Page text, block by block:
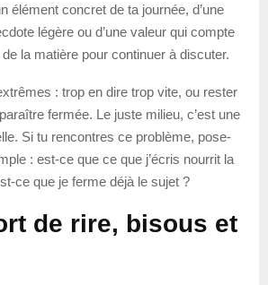
élément concret de ta journée, d’une
légère ou d’une valeur qui compte
la matière pour continuer à discuter.
: trop en dire trop vite, ou rester
fermée. Le juste milieu, c’est une
Si tu rencontres ce problème, pose-
: est-ce que ce que j’écris nourrit la
ce que je ferme déjà le sujet ?
de rire, bisous et